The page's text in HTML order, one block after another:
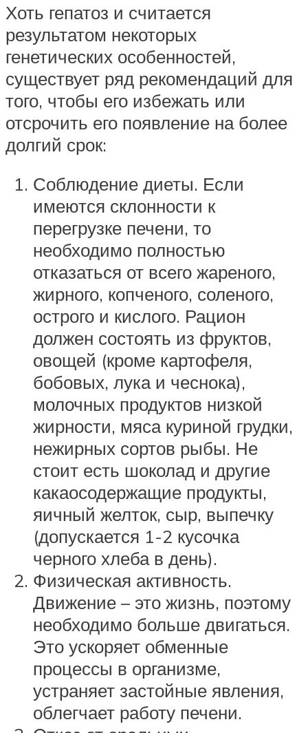
Хоть гепатоз и считается
результатом некоторых
генетических особенностей,
существует ряд рекомендаций для
того, чтобы его избежать или
отсрочить его появление на более
долгий срок:
Соблюдение диеты. Если
имеются склонности к
перегрузке печени, то
необходимо полностью
отказаться от всего жареного,
жирного, копченого, соленого,
острого и кислого. Рацион
должен состоять из фруктов,
овощей (кроме картофеля,
бобовых, лука и чеснока),
молочных продуктов низкой
жирности, мяса куриной грудки,
нежирных сортов рыбы. Не
стоит есть шоколад и другие
какаосодержащие продукты,
яичный желток, сыр, выпечку
(допускается 1-2 кусочка
черного хлеба в день).
Физическая активность.
Движение – это жизнь, поэтому
необходимо больше двигаться.
Это ускоряет обменные
процессы в организме,
устраняет застойные явления,
облегчает работу печени.